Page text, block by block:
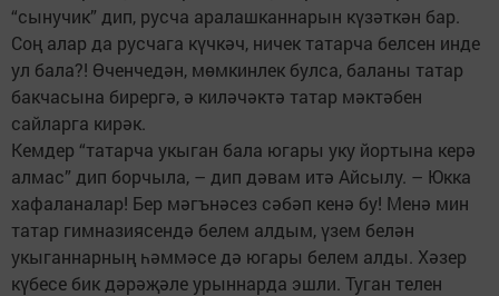
“сынучик” дип, русча аралашканнарын күзәткән бар.
Соң алар да русчага күчкәч, ничек татарча белсен инде
ул бала?! Өченчедән, мөмкинлек булса, баланы татар
бакчасына бирергә, ә киләчәктә татар мәктәбен
сайларга кирәк.
Кемдер “татарча укыган бала югары уку йортына керә
алмас” дип борчыла, – дип дәвам итә Айсылу. – Юкка
хафаланалар! Бер мәгънәсез сәбәп кенә бу! Менә мин
татар гимназиясендә белем алдым, үзем белән
укыганнарның һәммәсе дә югары белем алды. Хәзер
күбесе бик дәрәҗәле урыннарда эшли. Туган телен